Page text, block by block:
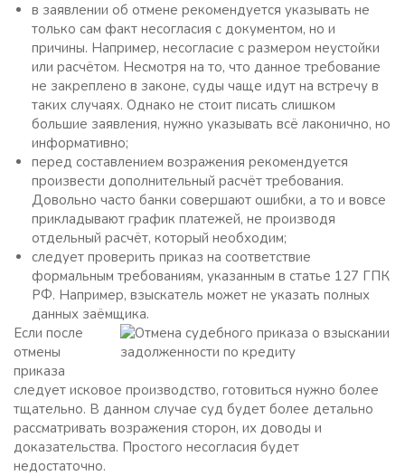
в заявлении об отмене рекомендуется указывать не
только сам факт несогласия с документом, но и
причины. Например, несогласие с размером неустойки
или расчётом. Несмотря на то, что данное требование
не закреплено в законе, суды чаще идут на встречу в
таких случаях. Однако не стоит писать слишком
большие заявления, нужно указывать всё лаконично, но
информативно;
перед составлением возражения рекомендуется
произвести дополнительный расчёт требования.
Довольно часто банки совершают ошибки, а то и вовсе
прикладывают график платежей, не производя
отдельный расчёт, который необходим;
следует проверить приказ на соответствие
формальным требованиям, указанным в статье 127 ГПК
РФ. Например, взыскатель может не указать полных
данных заёмщика.
Если после
отмены
приказа
следует исковое производство, готовиться нужно более
тщательно. В данном случае суд будет более детально
рассматривать возражения сторон, их доводы и
доказательства. Простого несогласия будет
недостаточно.